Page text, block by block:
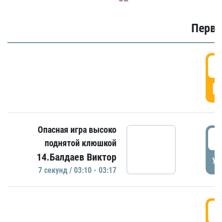
Опасная игра высоко
поднятой клюшкой
14.Балдаев Виктор
7 секунд / 03:10 - 03:17